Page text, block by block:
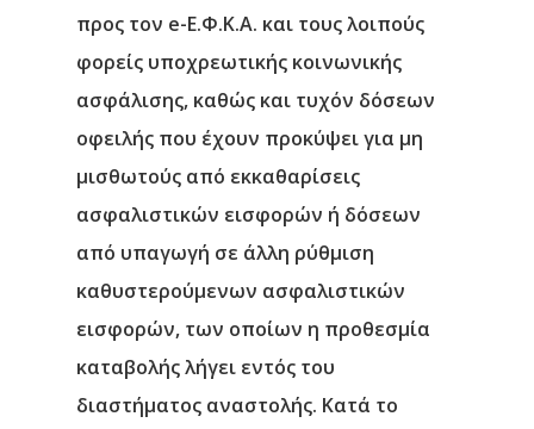
προς τον e-Ε.Φ.Κ.Α. και τους λοιπούς
φορείς υποχρεωτικής κοινωνικής
ασφάλισης, καθώς και τυχόν δόσεων
οφειλής που έχουν προκύψει για μη
μισθωτούς από εκκαθαρίσεις
ασφαλιστικών εισφορών ή δόσεων
από υπαγωγή σε άλλη ρύθμιση
καθυστερούμενων ασφαλιστικών
εισφορών, των οποίων η προθεσμία
καταβολής λήγει εντός του
διαστήματος αναστολής. Κατά το